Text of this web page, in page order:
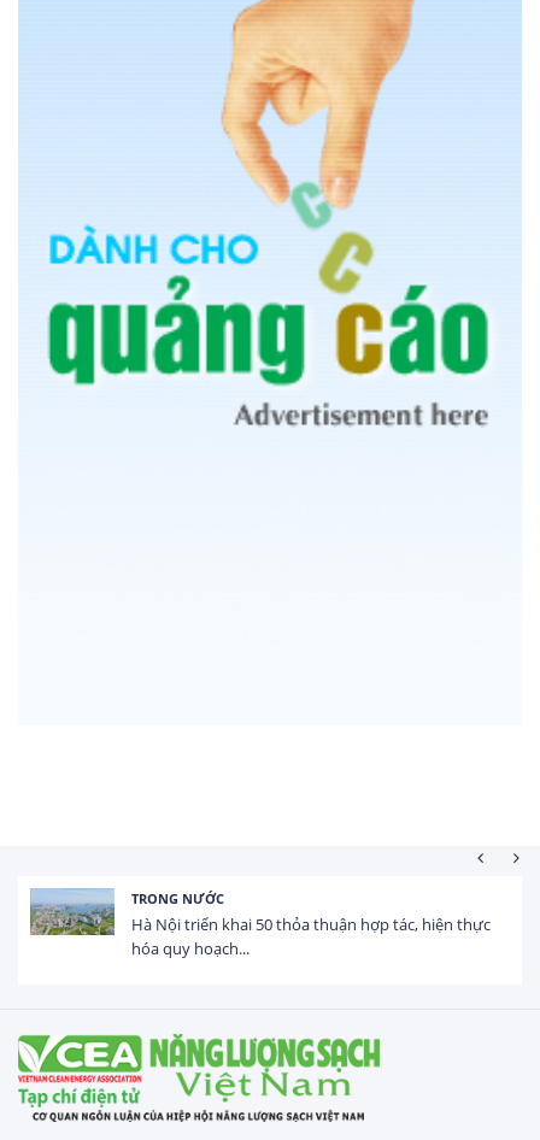
HOẠT ĐỘNG ĐẦU TƯ
Tổng vốn FDI đăng ký vào Việt Nam đạt gần 25 tỷ
USD trong 5 tháng...